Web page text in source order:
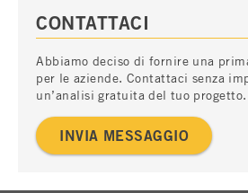
CONTATTACI
Abbiamo deciso di fornire una
per le aziende. Contattaci senza
un’analisi gratuita del tuo progetto.
INVIA MESSAGGIO